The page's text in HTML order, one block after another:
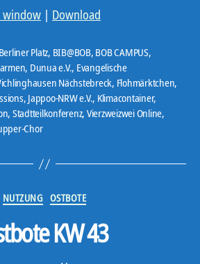
window | Download
Berliner Platz, BIB@BOB, BOB CAMPUS,
, Dunua e.V., Evangelische
Nächstebreck, Flohmärktchen,
, Jappoo-NRW e.V., Klimacontainer,
, Stadtteilkonferenz, Vierzweizwei Online,
Chor
Kategorien
NUTZUNG OSTBOTE
KW 43